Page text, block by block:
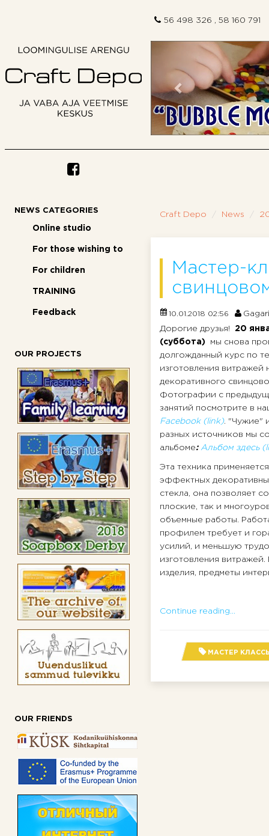
56 498 326 , 58 160 791
Previous
NEWS CATEGORIES
Online studio
For those wishing to
For children
TRAINING
Feedback
OUR PROJECTS
OUR FRIENDS
Craft Depo News
Мастер-
10.01.2018 02:56
Дорогие друзья!
20
(суббота)
мы снова
долгожданный курс по
изготовления витражей
декоративного
Фотографии с
занятий посмотрите в
Facebook (link). "Чужие"
разных источников мы
альбоме: Альбом здесь
Эта техника
эффектных
стекла, она позволяет
плоские, так и
объемные работы.
профилем требует и
усилий, и меньшую
изготовления
изделия, предметы
Continue reading...
МАСТЕР